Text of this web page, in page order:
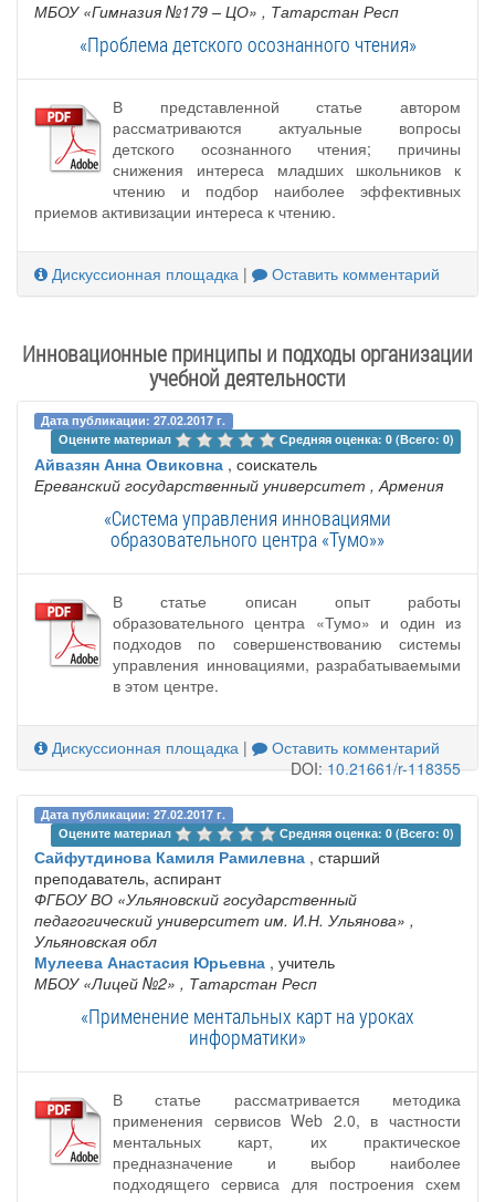
МБОУ «Гимназия №179 – ЦО» , Татарстан Респ
«Проблема детского осознанного чтения»
В представленной статье автором
рассматриваются актуальные вопросы
детского осознанного чтения; причины
снижения интереса младших школьников к
чтению и подбор наиболее эффективных
приемов активизации интереса к чтению.
Дискуссионная площадка | Оставить комментарий
Инновационные принципы и подходы организации
учебной деятельности
Дата публикации: 27.02.2017 г.
Оцените материал
Средняя оценка: 0 (Всего: 0)
Айвазян Анна Овиковна , соискатель
Ереванский государственный университет , Армения
«Cистема управления инновациями
образовательного центра «Тумо»»
В статье описан опыт работы
образовательного центра «Тумо» и один из
подходов по совершенствованию системы
управления инновациями, разрабатываемыми
в этом центре.
Дискуссионная площадка |
Оставить комментарий
DOI:10.21661/r-118355
Дата публикации: 27.02.2017 г.
Оцените материал
Средняя оценка: 0 (Всего: 0)
Сайфутдинова Камиля Рамилевна , старший
преподаватель, аспирант
ФГБОУ ВО «Ульяновский государственный
педагогический университет им. И.Н. Ульянова» ,
Ульяновская обл
Мулеева Анастасия Юрьевна , учитель
МБОУ «Лицей №2» , Татарстан Респ
«Применение ментальных карт на уроках
информатики»
В статье рассматривается методика
применения сервисов Web 2.0, в частности
ментальных карт, их практическое
предназначение и выбор наиболее
подходящего сервиса для построения схем